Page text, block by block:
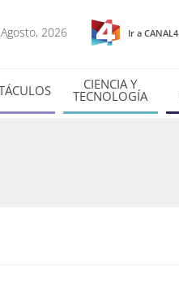
Agosto, 2026 Ir a CANAL4
CIENCIA Y
TECNOLOGÍA